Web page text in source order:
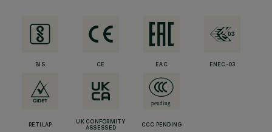
BIS CE EAC ENEC-03
RETILAP
UK CONFORMITY
ASSESSED
CCC PENDING